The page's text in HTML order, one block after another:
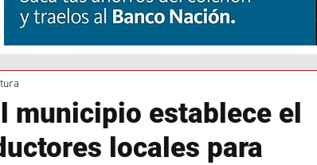
municipio establece el
locales para